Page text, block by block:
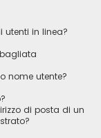
utenti in linea?
nome utente?
di posta di un